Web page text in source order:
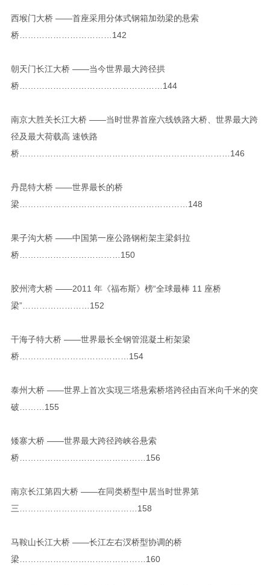
西堠门大桥 ——首座采用分体式钢箱加劲梁的悬索
桥……………………………142
朝天门长江大桥 ——当今世界最大跨径拱
桥……………………………………………144
南京大胜关长江大桥 ——当时世界首座六线铁路大桥、世界最大跨
径及最大荷载高 速铁路
桥…………………………………………………………………146
丹昆特大桥 ——世界最长的桥
梁……………………………………………………148
果子沟大桥 ——中国第一座公路钢桁架主梁斜拉
桥………………………………150
胶州湾大桥 ——2011 年《福布斯》榜“全球最棒 11 座桥
梁”……………………152
干海子特大桥 ——世界最长全钢管混凝土桁架梁
桥…………………………………154
泰州大桥 ——世界上首次实现三塔悬索桥塔跨径由百米向千米的突
破………155
矮寨大桥 ——世界最大跨径跨峡谷悬索
桥………………………………………156
南京长江第四大桥 ——在同类桥型中居当时世界第
三……………………………………158
马鞍山长江大桥 ——长江左右汊桥型协调的桥
梁………………………………………160